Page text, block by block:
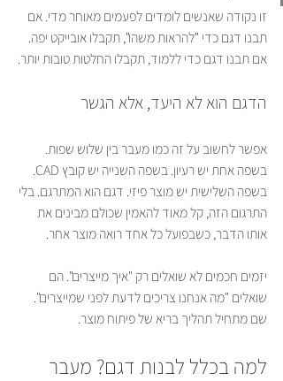
זו נקודה שאנשים לומדים לפעמים מאוחר מדי. אם
תבנו דגם כדי "להראות משהו", תקבלו אובייקט יפה.
אם תבנו דגם כדי ללמוד, תקבלו החלטות טובות יותר.
הדגם הוא לא היעד, אלא הגשר
אפשר לחשוב על זה כמו מעבר בין שלוש שפות.
בשפה אחת יש רעיון. בשפה השנייה יש קובץ CAD.
בשפה השלישית יש מוצר פיזי. דגם הוא המתרגם. בלי
התרגום הזה, קל מאוד להאמין שכולם מבינים את
אותו הדבר, כשבפועל כל אחד רואה מוצר אחר.
יזמים חכמים לא שואלים רק "איך מייצרים". הם
שואלים "מה אנחנו צריכים לדעת לפני שמייצרים".
שם מתחיל תהליך בריא של פיתוח מוצר.
למה בכלל לבנות דגם? מעבר